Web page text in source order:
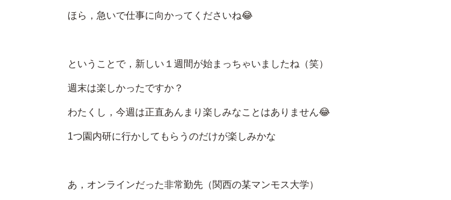
ほら，急いで仕事に向かってくださいね😂
ということで，新しい１週間が始まっちゃいましたね（笑）
週末は楽しかったですか？
わたくし，今週は正直あんまり楽しみなことはありません😂
1つ園内研に行かしてもらうのだけが楽しみかな
あ，オンラインだった非常勤先（関西の某マンモス大学）